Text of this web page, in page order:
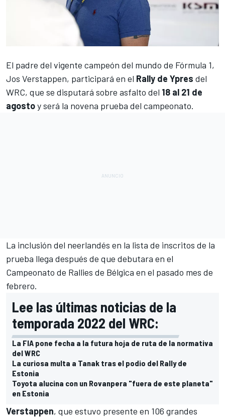
El padre del vigente campeón del mundo de Fórmula 1,
Jos Verstappen, participará en el Rally de Ypres del
WRC, que se disputará sobre asfalto del 18 al 21 de
agostoy será la novena prueba del campeonato.
La inclusión del neerlandés en la lista de inscritos de la
prueba llega después de que debutara en el
Campeonato de Rallies de Bélgica en el pasado mes de
febrero.
Lee las últimas noticias de la
temporada 2022 del WRC:
La FIA pone fecha a la futura hoja de ruta de la normativa
del WRC
La curiosa multa a Tanak tras el podio del Rally de
Estonia
Toyota alucina con un Rovanpera "fuera de este planeta"
en Estonia
Verstappen, que estuvo presente en 106 grandes